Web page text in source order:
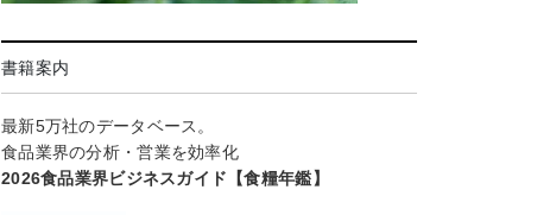
書籍案内
最新5万社のデータベース。
食品業界の分析・営業を効率化
2026食品業界ビジネスガイド【食糧年鑑】